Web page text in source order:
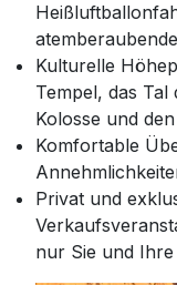
Kulturelle
Tempel, das Tal
Kolosse und
Komfortable
Privat und
nur Sie und